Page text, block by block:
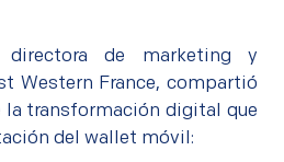
directora de marketing y
Western France, compartió
la transformación digital que
del wallet móvil: